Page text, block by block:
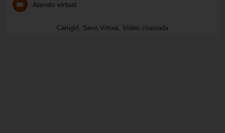
Atendo virtual
Camgirl, Sexo Virtual, Vídeo chamada